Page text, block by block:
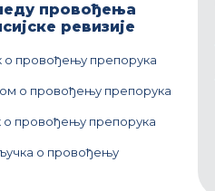
провођења
ревизије
о провођењу препорука
о провођењу препорука
о провођењу препорука
о провођењу